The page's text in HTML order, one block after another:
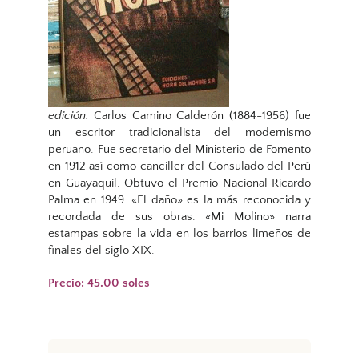
edición. Carlos Camino Calderón (1884-1956) fue
un escritor tradicionalista del modernismo
peruano. Fue secretario del Ministerio de Fomento
en 1912 así como canciller del Consulado del Perú
en Guayaquil. Obtuvo el Premio Nacional Ricardo
Palma en 1949. «El daño» es la más reconocida y
recordada de sus obras. «Mi Molino» narra
estampas sobre la vida en los barrios limeños de
finales del siglo XIX.
Precio: 45.00 soles